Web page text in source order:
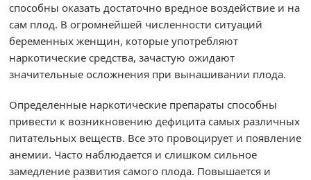
способны оказать достаточно вредное воздействие и на
сам плод. В огромнейшей численности ситуаций
беременных женщин, которые употребляют
наркотические средства, зачастую ожидают
значительные осложнения при вынашивании плода.
Определенные наркотические препараты способны
привести к возникновению дефицита самых различных
питательных веществ. Все это провоцирует и появление
анемии. Часто наблюдается и слишком сильное
замедление развития самого плода. Повышается и